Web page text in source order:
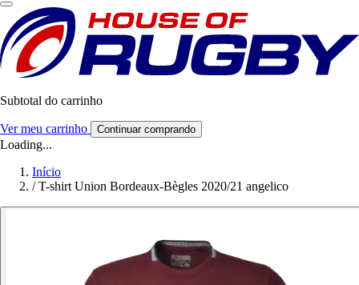
Subtotal do carrinho
Ver meu carrinho Continuar comprando
Loading...
Início
/ T-shirt Union Bordeaux-Bègles 2020/21 angelico